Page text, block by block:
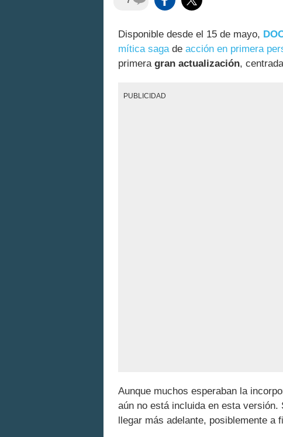
Disponible desde el 15 de mayo,
mítica sagade acción en primera
primera gran actualización,
PUBLICIDAD
Aunque muchos esperaban la
aún no está incluida en esta
llegar más adelante, posiblemente a